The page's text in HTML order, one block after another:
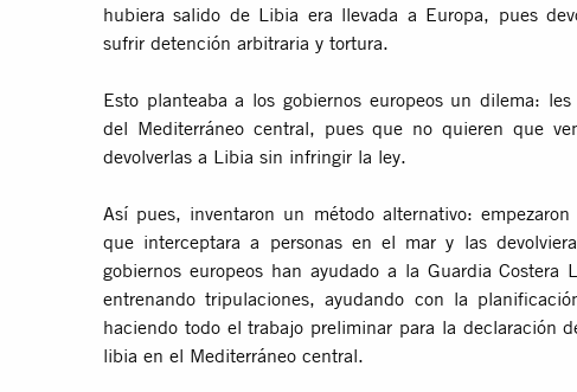
hubiera salido de Libia era llevada a Europa, pues
sufrir detención arbitraria y tortura.
Esto planteaba a los gobiernos europeos un dilema:
del Mediterráneo central, pues que no quieren que
devolverlas a Libia sin infringir la ley.
Así pues, inventaron un método alternativo:
que interceptara a personas en el mar y las
gobiernos europeos han ayudado a la Guardia
entrenando tripulaciones, ayudando con la
haciendo todo el trabajo preliminar para la declaración
libia en el Mediterráneo central.